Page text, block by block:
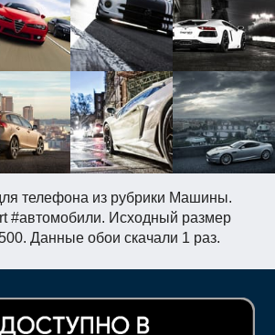
телефона из рубрики Машины.
#автомобили. Исходный размер
Данные обои скачали 1 раз.